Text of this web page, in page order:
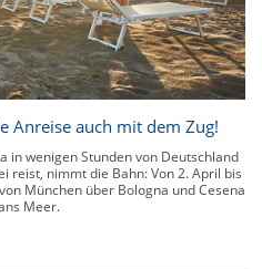
Anreise auch mit dem Zug!
in wenigen Stunden von Deutschland
reist, nimmt die Bahn: Von 2. April bis
München über Bologna und Cesena
Meer.